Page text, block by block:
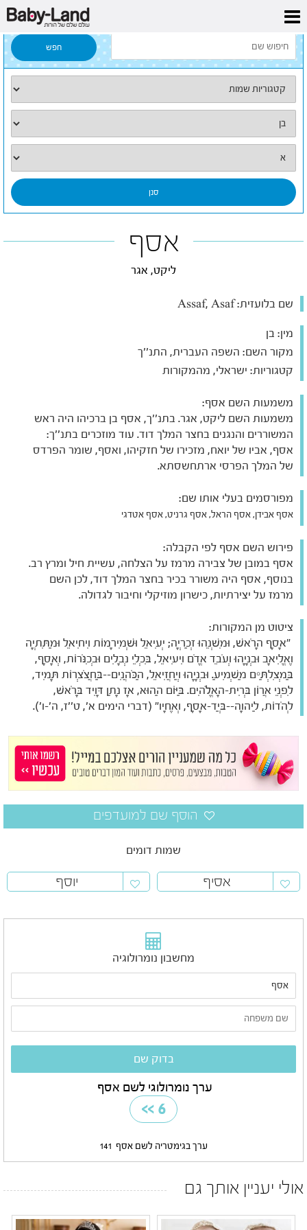
דף הבית
אסף
ליקט, אגר
שם בלועזית:Assaf, Asaf
מין: בן
מקור השם: השפה העברית, התנ''ך
קטגוריות: ישראלי, מהמקורות
משמעות השם אסף:
משמעות השם ליקט, אגר. בתנ''ך, אסף בן ברכיהו היה ראש
המשוררים והנגנים בחצר המלך דוד. עוד מוזכרים בתנ''ך:
אסף, אביו של יואח, מזכירו של חזקיהו, ואסף, שומר הפרדס
של המלך הפרסי ארתחשסתא.
מפורסמים בעלי אותו שם:
אסף אבידן, אסף הראל, אסף גרניט, אסף אטדגי
פירוש השם אסף לפי הקבלה:
אסף במובן של צבירה מרמז על הצלחה, עשיית חיל ומרץ רב.
בנוסף, אסף היה משורר בכיר בחצר המלך דוד, לכן השם
מרמז על יצירתיות, כישרון מוזיקלי וחיבור לגדולה.
ציטוט מן המקורות:
"אָסָף הָרֹאשׁ, וּמִשְׁנֵהוּ זְכַרְיָה; יְעִיאֵל וּשְׁמִירָמוֹת וִיחִיאֵל וּמַתִּתְיָה
וֶאֱלִיאָב וּבְנָיָהוּ וְעֹבֵד אֱדֹם וִיעִיאֵל, בִּכְלֵי נְבָלִים וּבְכִנֹּרוֹת, וְאָסָף,
בַּמְצִלְתַּיִם מַשְׁמִיעַ. וּבְנָיָהוּ וְיַחֲזִיאֵל, הַכֹּהֲנִים--בַּחֲצֹצְרוֹת תָּמִיד,
לִפְנֵי אֲרוֹן בְּרִית-הָאֱלֹהִים. בַּיּוֹם הַהוּא, אָז נָתַן דָּוִיד בָּרֹאשׁ,
לְהֹדוֹת, לַיהוָה--בְּיַד-אָסָף, וְאֶחָיו" (דברי הימים א', ט''ז, ה'-ו').
שמות דומים
אסיף יוסף
מחשבון נומרולוגיה
ערך נומרולוגי לשם אסף
6
>>
ערך בגימטריה לשם אסף 141
אולי יעניין אותך גם